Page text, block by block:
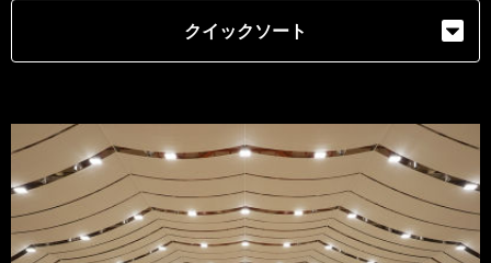
クイックソート